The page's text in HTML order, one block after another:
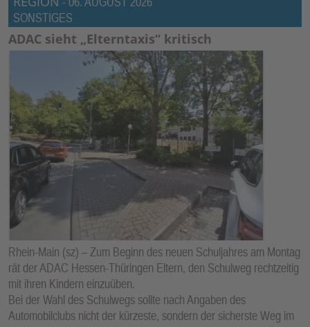
SONSTIGES
ADAC sieht „Elterntaxis“ kritisch
Rhein-Main (sz) – Zum Beginn des neuen Schuljahres am Montag
rät der ADAC Hessen-Thüringen Eltern, den Schulweg rechtzeitig
mit ihren Kindern einzuüben.
Bei der Wahl des Schulwegs sollte nach Angaben des
Automobilclubs nicht der kürzeste, sondern der sicherste Weg im
N